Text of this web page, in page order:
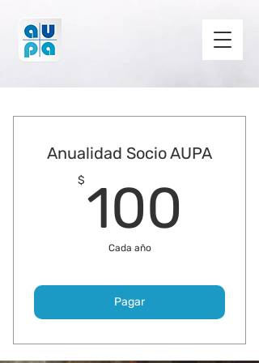
Anualidad Socio AUPA
$ 100
Cada año
Pagar